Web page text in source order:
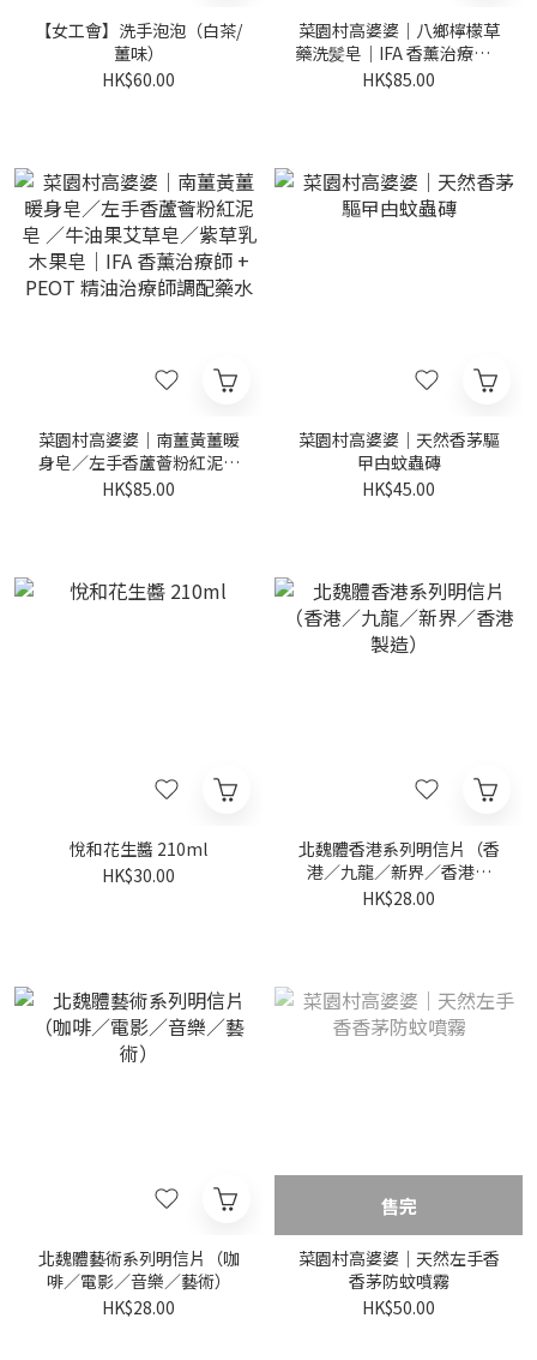
【女工會】洗手泡泡（白茶/
薑味）
HK$60.00
菜園村高婆婆｜八鄉檸檬草
藥洗髪皂｜IFA 香薰治療師 +
PEOT 精油治療師調配藥水
HK$85.00
菜園村高婆婆｜南薑黃薑暖
身皂／左手香蘆薈粉紅泥皂
／牛油果艾草皂／紫草乳木
HK$85.00
菜園村高婆婆｜天然香茅驅
曱甴蚊蟲磚
HK$45.00
悅和花生醬 210ml
HK$30.00
北魏體香港系列明信片（香
港／九龍／新界／香港製
造）
HK$28.00
北魏體藝術系列明信片（咖
啡／電影／音樂／藝術）
HK$28.00
售完
菜園村高婆婆｜天然左手香
香茅防蚊噴霧
HK$50.00